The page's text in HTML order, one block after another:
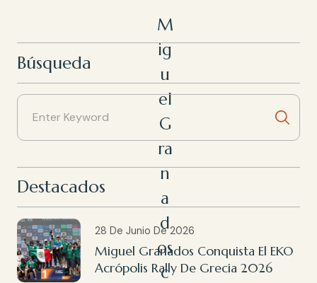
M
ig
u
el
G
ra
n
a
d
os
c
Búsqueda
Destacados
28 De Junio De 2026
Miguel Granados Conquista El EKO
Acrópolis Rally De Grecia 2026